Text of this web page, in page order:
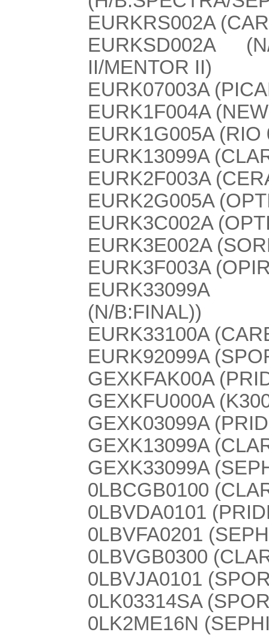
EURKRS002A
EURKSD002A
II/MENTOR II)
EURK07003A
EURK1F004A
EURK1G005A (RIO
EURK13099A
EURK2F003A
EURK2G005A
EURK3C002A
EURK3E002A
EURK3F003A
EURK33099A
(N/B:FINAL))
EURK33100A
EURK92099A
GEXKFAK00A
GEXKFU000A
GEXK03099A
GEXK13099A
GEXK33099A
0LBCGB0100
0LBVDA0101
0LBVFA0201
0LBVGB0300
0LBVJA0101
0LK03314SA
0LK2ME16N